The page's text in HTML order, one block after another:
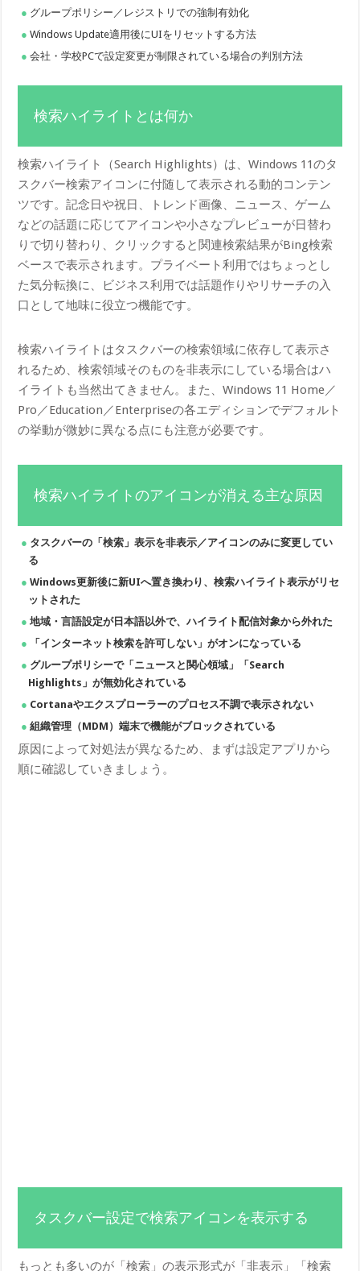
グループポリシー／レジストリでの強制有効化
Windows Update適用後にUIをリセットする方法
会社・学校PCで設定変更が制限されている場合の判別方法
検索ハイライトとは何か
検索ハイライト（Search Highlights）は、Windows 11のタ
スクバー検索アイコンに付随して表示される動的コンテン
ツです。記念日や祝日、トレンド画像、ニュース、ゲーム
などの話題に応じてアイコンや小さなプレビューが日替わ
りで切り替わり、クリックすると関連検索結果がBing検索
ベースで表示されます。プライベート利用ではちょっとし
た気分転換に、ビジネス利用では話題作りやリサーチの入
口として地味に役立つ機能です。
検索ハイライトはタスクバーの検索領域に依存して表示さ
れるため、検索領域そのものを非表示にしている場合はハ
イライトも当然出てきません。また、Windows 11 Home／
Pro／Education／Enterpriseの各エディションでデフォルト
の挙動が微妙に異なる点にも注意が必要です。
検索ハイライトのアイコンが消える主な原因
タスクバーの「検索」表示を非表示／アイコンのみに変更してい
る
Windows更新後に新UIへ置き換わり、検索ハイライト表示がリセ
ットされた
地域・言語設定が日本語以外で、ハイライト配信対象から外れた
「インターネット検索を許可しない」がオンになっている
グループポリシーで「ニュースと関心領域」「Search
Highlights」が無効化されている
Cortanaやエクスプローラーのプロセス不調で表示されない
組織管理（MDM）端末で機能がブロックされている
原因によって対処法が異なるため、まずは設定アプリから
順に確認していきましょう。
タスクバー設定で検索アイコンを表示する
もっとも多いのが「検索」の表示形式が「非表示」「検索